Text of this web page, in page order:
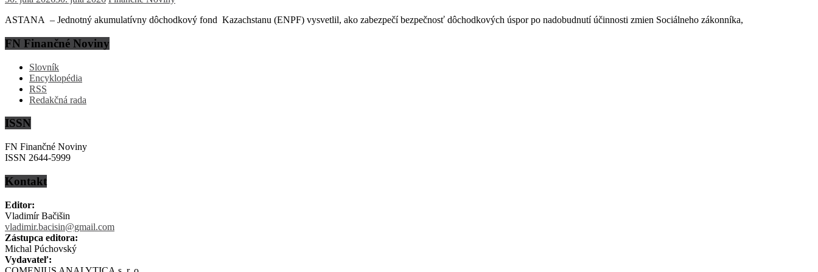
ASTANA – Jednotný akumulatívny dôchodkový fond Kazachstanu (ENPF) vysvetlil, ako zabezpečí bezpečnosť dôchodkových úspor po nadobudnutí účinnosti zmien Sociálneho zákonníka,
FN Finančné Noviny
Slovník
Encyklopédia
RSS
Redakčná rada
ISSN
FN Finančné Noviny
ISSN 2644-5999
Kontakt
Editor:
Vladimír Bačišin
vladimir.bacisin@gmail.com
Zástupca editora:
Michal Púchovský
Vydavateľ: